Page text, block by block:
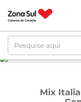
Pesquise aqui
Mix